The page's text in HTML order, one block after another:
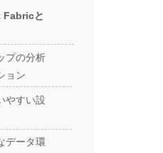
と
プの分析
ョン
やすい設
データ環